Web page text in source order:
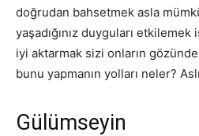
doğrudan bahsetmek asla
yaşadığınız duyguları
iyi aktarmak sizi onların
bunu yapmanın yolları neler?
Gülümseyin